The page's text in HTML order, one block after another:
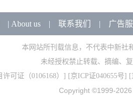
| About us| 联系我们 | 广告
本网站所刊载信息，不代表中新社
未经授权禁止转载、摘编、
可证（0106168） ] [京ICP证040655号] [
Copyright ©1999-